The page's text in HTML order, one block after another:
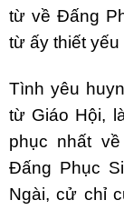
từ về Ðấng
từ ấy thiết
Tình yêu
từ Giáo Hội,
phục nhất
Ðấng Phục
Ngài, cử chỉ